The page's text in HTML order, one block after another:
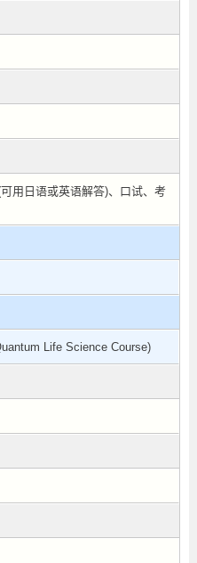
用日语或英语解答)、口试、考
Life Science Course)